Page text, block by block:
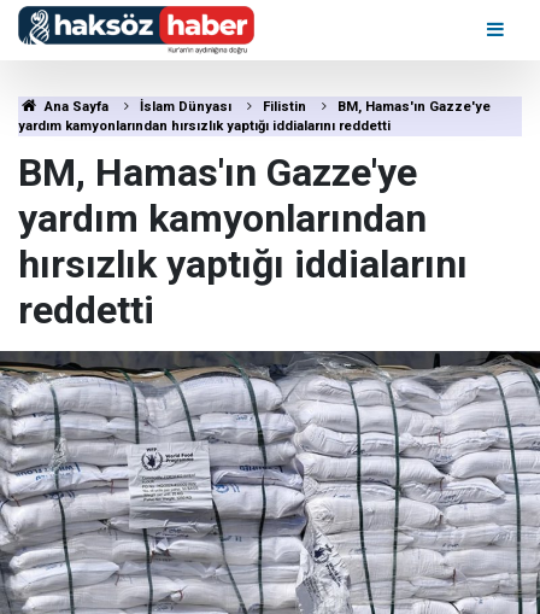
Ana Sayfa İslam Dünyası Filistin
BM, Hamas'ın Gazze'ye
yardım kamyonlarından hırsızlık yaptığı iddialarını reddetti
BM, Hamas'ın Gazze'ye
yardım kamyonlarından
hırsızlık yaptığı iddialarını
reddetti